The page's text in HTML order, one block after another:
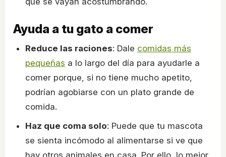
Ayuda a tu gato a comer
Reduce las raciones: Dale comidas más
pequeñas a lo largo del día para ayudarle a
comer porque, si no tiene mucho apetito,
podrían agobiarse con un plato grande de
comida.
Haz que coma solo: Puede que tu mascota
se sienta incómodo al alimentarse si ve que
hay otros animales en casa. Por ello, lo mejor